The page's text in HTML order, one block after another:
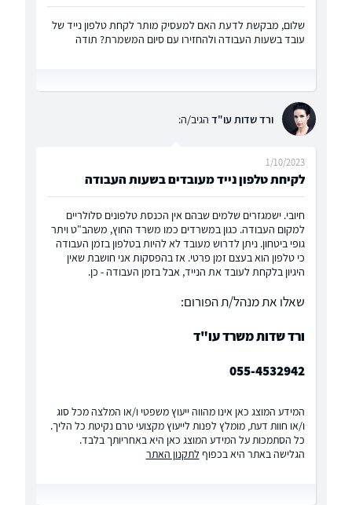
שלום, מבקשת לדעת האם למעסיק מותר לקחת טלפון נייד של
עובד בשעות העבודה ולהחזירו עם סיום המשמרת? תודה
ורד שדות עו"ד הגיב/ה:
לקיחת טלפון נייד מעובדים בשעות העבודה
1/10/2023
חיובי. ישמגזרים שלמים שבהם אין הכנסת טלפונים סלולריים
למקום העבודה. כגון במשרדים כמו משרד החוץ, משהב"ט ויתר
גופי ביטחון. ניתן לדרוש מעובד לא להיות בטלפון בזמן העבודה
כי טלפון הוא בעצם זמן פרטי. אז בהפסקות אני חושבת שאין
היגיון בלקחת לעובד את הנייד, אבל בזמן העבודה - כן.
שאלו את מנהל/ת הפורום:
ורד שדות משרד עו"ד
055-4532942
המידע המוצג כאן אינו מהווה ייעוץ משפטי ו/או המלצה מכל סוג
ו/או חוות דעת, מומלץ לפנות לייעוץ מקצועי טרם נקיטת כל הליך.
כל הסתמכות על המידע המוצג כאן היא באחריותך בלבד.
הגלישה באתר היא בכפוף לתקנון האתר